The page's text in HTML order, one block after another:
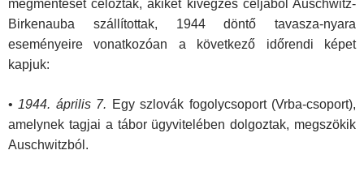
megmentését célozták, akiket kivégzés céljából Auschwitz-
Birkenauba szállítottak, 1944 döntő tavasza-nyara
eseményeire vonatkozóan a következő időrendi képet
kapjuk:
• 1944. április 7. Egy szlovák fogolycsoport (Vrba-csoport),
amelynek tagjai a tábor ügyvitelében dolgoztak, megszökik
Auschwitzból.